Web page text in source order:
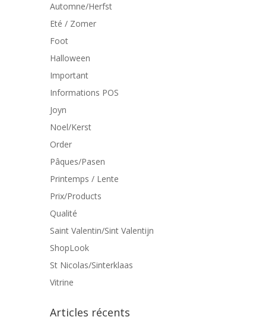
Automne/Herfst
Eté / Zomer
Foot
Halloween
Important
Informations POS
Joyn
Noel/Kerst
Order
Pâques/Pasen
Printemps / Lente
Prix/Products
Qualité
Saint Valentin/Sint Valentijn
ShopLook
St Nicolas/Sinterklaas
Vitrine
Articles récents